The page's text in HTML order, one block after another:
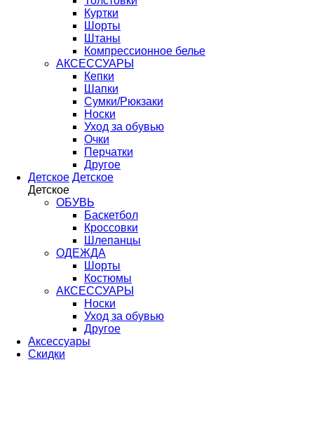
Куртки
Шорты
Штаны
Компрессионное белье
АКСЕССУАРЫ
Кепки
Шапки
Сумки/Рюкзаки
Носки
Уход за обувью
Очки
Перчатки
Другое
Детское Детское
Детское
ОБУВЬ
Баскетбол
Кроссовки
Шлепанцы
ОДЕЖДА
Шорты
Костюмы
АКСЕССУАРЫ
Носки
Уход за обувью
Другое
Аксессуары
Скидки